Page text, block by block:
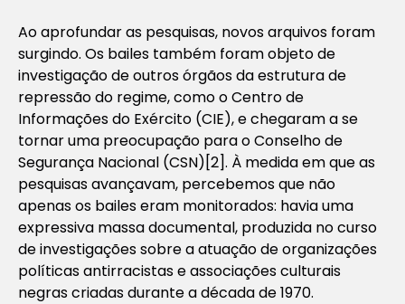
Ao aprofundar as pesquisas, novos arquivos foram
surgindo. Os bailes também foram objeto de
investigação de outros órgãos da estrutura de
repressão do regime, como o Centro de
Informações do Exército (CIE), e chegaram a se
tornar uma preocupação para o Conselho de
Segurança Nacional (CSN)[2]. À medida em que as
pesquisas avançavam, percebemos que não
apenas os bailes eram monitorados: havia uma
expressiva massa documental, produzida no curso
de investigações sobre a atuação de organizações
políticas antirracistas e associações culturais
negras criadas durante a década de 1970.